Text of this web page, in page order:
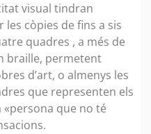
visual tindran
còpies de fins a sis
quadres , a més de
braille, permetent
d’art, o almenys les
que representen els
que no té